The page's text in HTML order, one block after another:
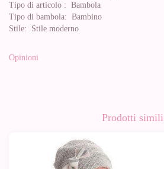
Tipo di articolo : Bambola
Tipo di bambola: Bambino
Stile: Stile moderno
Opinioni
Prodotti simili